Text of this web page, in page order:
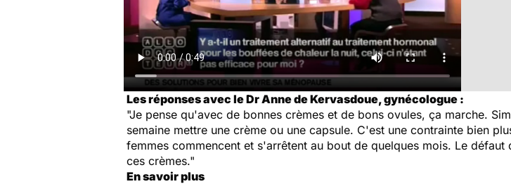
Les réponses avec le Dr Anne de Kervasdoue, gynécologue :
"Je pense qu'avec de bonnes crèmes et de bons ovules, ça marche.
semaine mettre une crème ou une capsule. C'est une contrainte bien
femmes commencent et s'arrêtent au bout de quelques mois. Le
ces crèmes."
En savoir plus